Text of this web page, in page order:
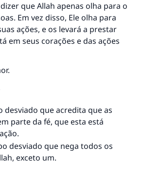
que Allah apenas olha para o
Em vez disso, Ele olha para
ações, e os levará a prestar
em seus corações e das ações
desviado que acredita que as
parte da fé, que esta está
desviado que nega todos os
exceto um.